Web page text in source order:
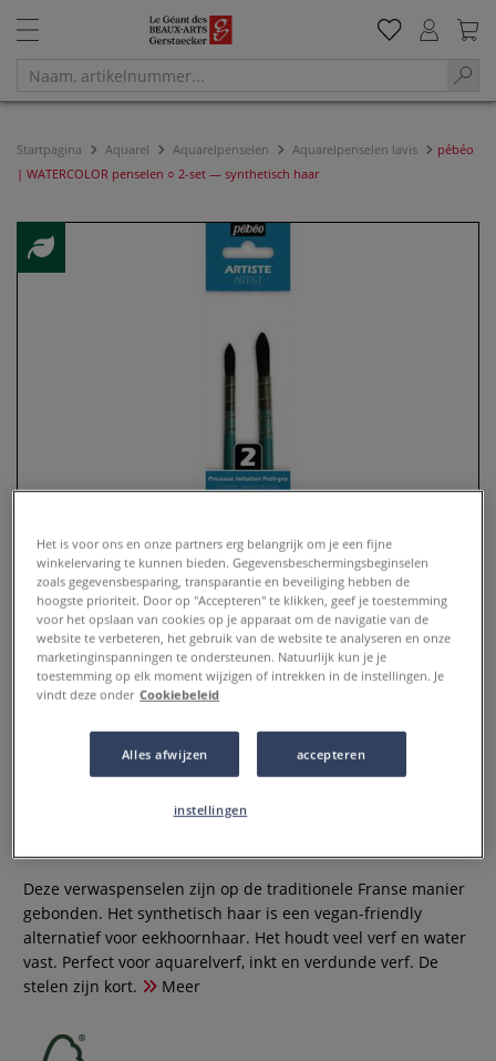
Startpagina Aquarel Aquarelpenselen Aquarelpenselen lavis
pébéo
| WATERCOLOR penselen ○ 2-set — synthetisch haar
pébéo | WATERCOLOR penselen ○
2-set — synthetisch haar
Deze verwaspenselen zijn op de traditionele Franse manier
gebonden. Het synthetisch haar is een vegan-friendly
alternatief voor eekhoornhaar. Het houdt veel verf en water
vast. Perfect voor aquarelverf, inkt en verdunde verf. De
stelen zijn kort.
Meer
Het is voor ons en onze partners erg belangrijk om je een fijne
winkelervaring te kunnen bieden. Gegevensbeschermingsbeginselen
zoals gegevensbesparing, transparantie en beveiliging hebben de
hoogste prioriteit. Door op "Accepteren" te klikken, geef je toestemming
voor het opslaan van cookies op je apparaat om de navigatie van de
website te verbeteren, het gebruik van de website te analyseren en onze
marketinginspanningen te ondersteunen. Natuurlijk kun je je
toestemming op elk moment wijzigen of intrekken in de instellingen. Je
vindt deze onder Cookiebeleid
Alles afwijzen accepteren
instellingen